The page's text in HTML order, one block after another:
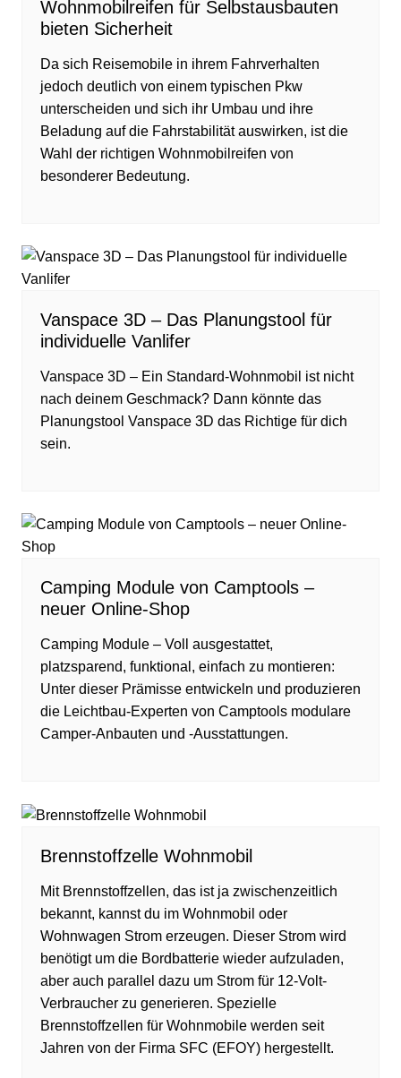
Wohnmobilreifen für Selbstausbauten
bieten Sicherheit
Da sich Reisemobile in ihrem Fahrverhalten
jedoch deutlich von einem typischen Pkw
unterscheiden und sich ihr Umbau und ihre
Beladung auf die Fahrstabilität auswirken, ist die
Wahl der richtigen Wohnmobilreifen von
besonderer Bedeutung.
Vanspace 3D – Das Planungstool für
individuelle Vanlifer
Vanspace 3D – Ein Standard-Wohnmobil ist nicht
nach deinem Geschmack? Dann könnte das
Planungstool Vanspace 3D das Richtige für dich
sein.
Camping Module von Camptools –
neuer Online-Shop
Camping Module – Voll ausgestattet,
platzsparend, funktional, einfach zu montieren:
Unter dieser Prämisse entwickeln und produzieren
die Leichtbau-Experten von Camptools modulare
Camper-Anbauten und -Ausstattungen.
Brennstoffzelle Wohnmobil
Mit Brennstoffzellen, das ist ja zwischenzeitlich
bekannt, kannst du im Wohnmobil oder
Wohnwagen Strom erzeugen. Dieser Strom wird
benötigt um die Bordbatterie wieder aufzuladen,
aber auch parallel dazu um Strom für 12-Volt-
Verbraucher zu generieren. Spezielle
Brennstoffzellen für Wohnmobile werden seit
Jahren von der Firma SFC (EFOY) hergestellt.